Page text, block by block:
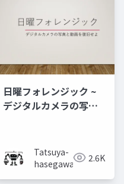
科会
日曜フォレンジック ~
デジタルカメラの写真
Tatsuya-
hasegawa
2.6K